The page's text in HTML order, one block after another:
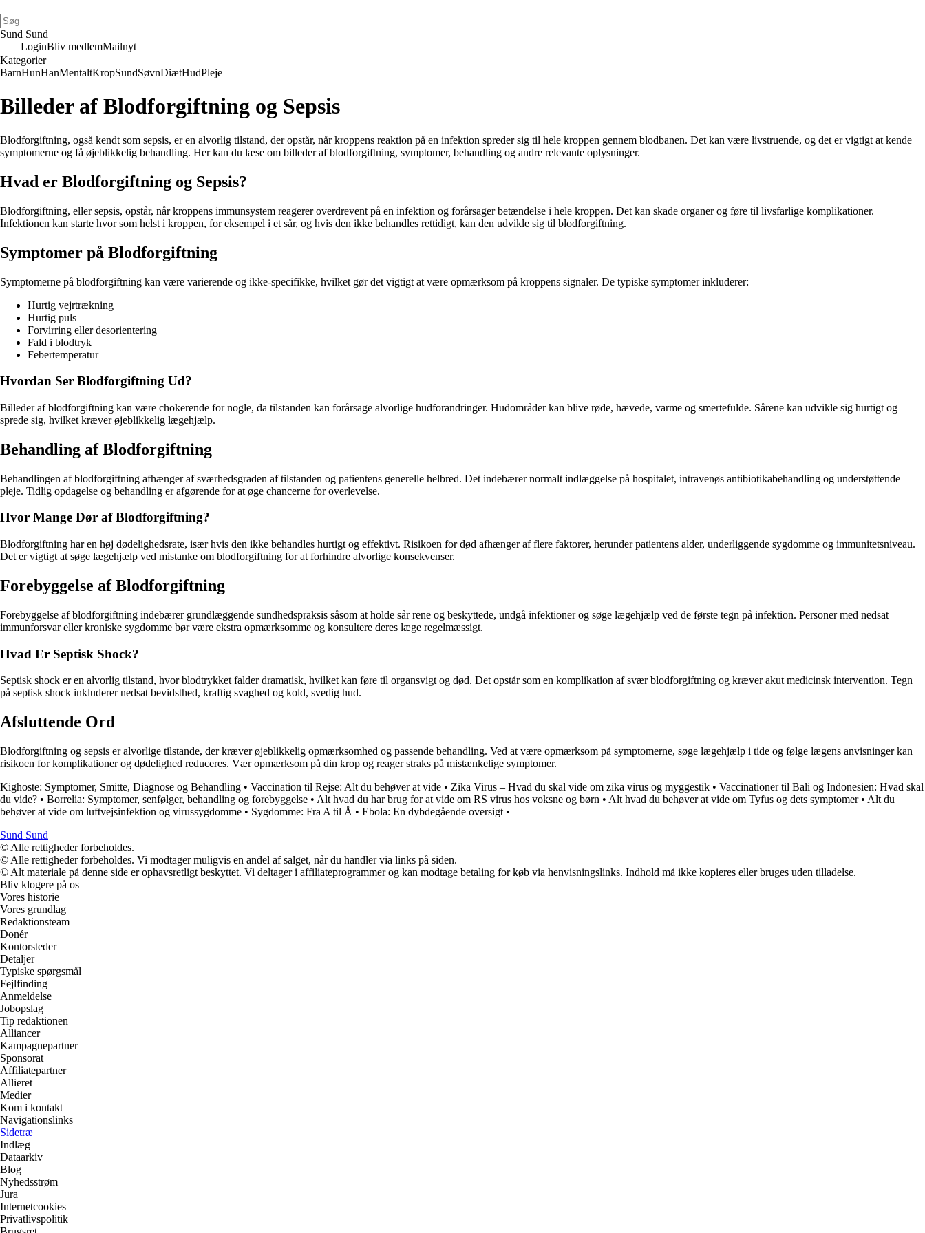
Sund Sund
LoginBliv medlemMailnyt
Kategorier
BarnHunHanMentaltKropSundSøvnDiætHudPleje
Billeder af Blodforgiftning og Sepsis
Blodforgiftning, også kendt som sepsis, er en alvorlig tilstand, der opstår, når kroppens reaktion på en infektion spreder sig til hele kroppen gennem blodbanen. Det kan være livstruende, og det er vigtigt at kende
symptomerne og få øjeblikkelig behandling. Her kan du læse om billeder af blodforgiftning, symptomer, behandling og andre relevante oplysninger.
Hvad er Blodforgiftning og Sepsis?
Blodforgiftning, eller sepsis, opstår, når kroppens immunsystem reagerer overdrevent på en infektion og forårsager betændelse i hele kroppen. Det kan skade organer og føre til livsfarlige komplikationer.
Infektionen kan starte hvor som helst i kroppen, for eksempel i et sår, og hvis den ikke behandles rettidigt, kan den udvikle sig til blodforgiftning.
Symptomer på Blodforgiftning
Symptomerne på blodforgiftning kan være varierende og ikke-specifikke, hvilket gør det vigtigt at være opmærksom på kroppens signaler. De typiske symptomer inkluderer:
Hurtig vejrtrækning
Hurtig puls
Forvirring eller desorientering
Fald i blodtryk
Febertemperatur
Hvordan Ser Blodforgiftning Ud?
Billeder af blodforgiftning kan være chokerende for nogle, da tilstanden kan forårsage alvorlige hudforandringer. Hudområder kan blive røde, hævede, varme og smertefulde. Sårene kan udvikle sig hurtigt og
sprede sig, hvilket kræver øjeblikkelig lægehjælp.
Behandling af Blodforgiftning
Behandlingen af blodforgiftning afhænger af sværhedsgraden af tilstanden og patientens generelle helbred. Det indebærer normalt indlæggelse på hospitalet, intravenøs antibiotikabehandling og understøttende
pleje. Tidlig opdagelse og behandling er afgørende for at øge chancerne for overlevelse.
Hvor Mange Dør af Blodforgiftning?
Blodforgiftning har en høj dødelighedsrate, især hvis den ikke behandles hurtigt og effektivt. Risikoen for død afhænger af flere faktorer, herunder patientens alder, underliggende sygdomme og immunitetsniveau.
Det er vigtigt at søge lægehjælp ved mistanke om blodforgiftning for at forhindre alvorlige konsekvenser.
Forebyggelse af Blodforgiftning
Forebyggelse af blodforgiftning indebærer grundlæggende sundhedspraksis såsom at holde sår rene og beskyttede, undgå infektioner og søge lægehjælp ved de første tegn på infektion. Personer med nedsat
immunforsvar eller kroniske sygdomme bør være ekstra opmærksomme og konsultere deres læge regelmæssigt.
Hvad Er Septisk Shock?
Septisk shock er en alvorlig tilstand, hvor blodtrykket falder dramatisk, hvilket kan føre til organsvigt og død. Det opstår som en komplikation af svær blodforgiftning og kræver akut medicinsk intervention. Tegn
på septisk shock inkluderer nedsat bevidsthed, kraftig svaghed og kold, svedig hud.
Afsluttende Ord
Blodforgiftning og sepsis er alvorlige tilstande, der kræver øjeblikkelig opmærksomhed og passende behandling. Ved at være opmærksom på symptomerne, søge lægehjælp i tide og følge lægens anvisninger kan
risikoen for komplikationer og dødelighed reduceres. Vær opmærksom på din krop og reager straks på mistænkelige symptomer.
Kighoste: Symptomer, Smitte, Diagnose og Behandling • Vaccination til Rejse: Alt du behøver at vide • Zika Virus – Hvad du skal vide om zika virus og myggestik • Vaccinationer til Bali og Indonesien: Hvad skal
du vide? • Borrelia: Symptomer, senfølger, behandling og forebyggelse • Alt hvad du har brug for at vide om RS virus hos voksne og børn • Alt hvad du behøver at vide om Tyfus og dets symptomer• Alt du
behøver at vide om luftvejsinfektion og virussygdomme • Sygdomme: Fra A til Å • Ebola: En dybdegående oversigt •
Sund Sund
© Alle rettigheder forbeholdes.
© Alle rettigheder forbeholdes. Vi modtager muligvis en andel af salget, når du handler via links på siden.
© Alt materiale på denne side er ophavsretligt beskyttet. Vi deltager i affiliateprogrammer og kan modtage betaling for køb via henvisningslinks. Indhold må ikke kopieres eller bruges uden tilladelse.
Bliv klogere på os
Vores historie
Vores grundlag
Redaktionsteam
Donér
Kontorsteder
Detaljer
Typiske spørgsmål
Fejlfinding
Anmeldelse
Jobopslag
Tip redaktionen
Alliancer
Kampagnepartner
Sponsorat
Affiliatepartner
Allieret
Medier
Kom i kontakt
Navigationslinks
Sidetræ
Indlæg
Dataarkiv
Blog
Nyhedsstrøm
Jura
Internetcookies
Privatlivspolitik